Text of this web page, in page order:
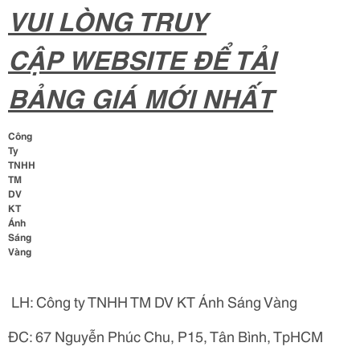
VUI LÒNG TRUY
CẬP WEBSITE ĐỂ TẢI
BẢNG GIÁ MỚI NHẤT
Công
Ty
TNHH
TM
DV
KT
Ánh
Sáng
Vàng
LH: Công ty TNHH TM DV KT Ánh Sáng Vàng
ĐC: 67 Nguyễn Phúc Chu, P15, Tân Bình, TpHCM